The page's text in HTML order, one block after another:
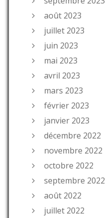
août 2023
juillet 2023
juin 2023
mai 2023
avril 2023
mars 2023
février 2023
janvier 2023
décembre 2022
novembre 2022
octobre 2022
septembre 2022
août 2022
juillet 2022